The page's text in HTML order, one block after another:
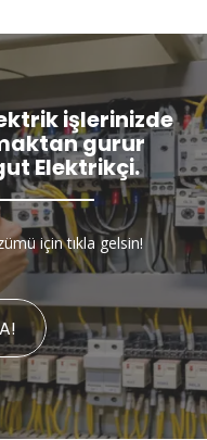
işlerinizde
gurur
Elektrikçi.
için tıkla gelsin!